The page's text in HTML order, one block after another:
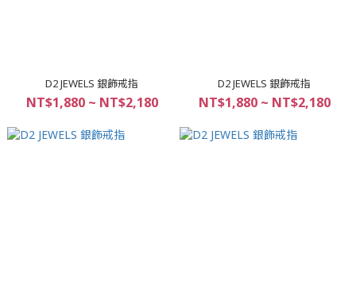
D2 JEWELS 銀飾戒指
NT$1,880 ~ NT$2,180
D2 JEWELS 銀飾戒指
NT$1,880 ~ NT$2,180